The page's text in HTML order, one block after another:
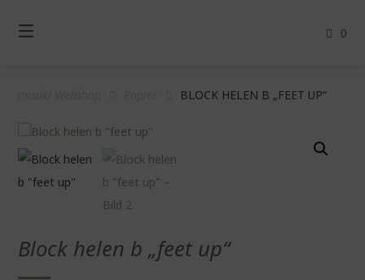
zum
Inhalt
0
BLOCK HELEN B „FEET UP“
Block helen b „feet up“